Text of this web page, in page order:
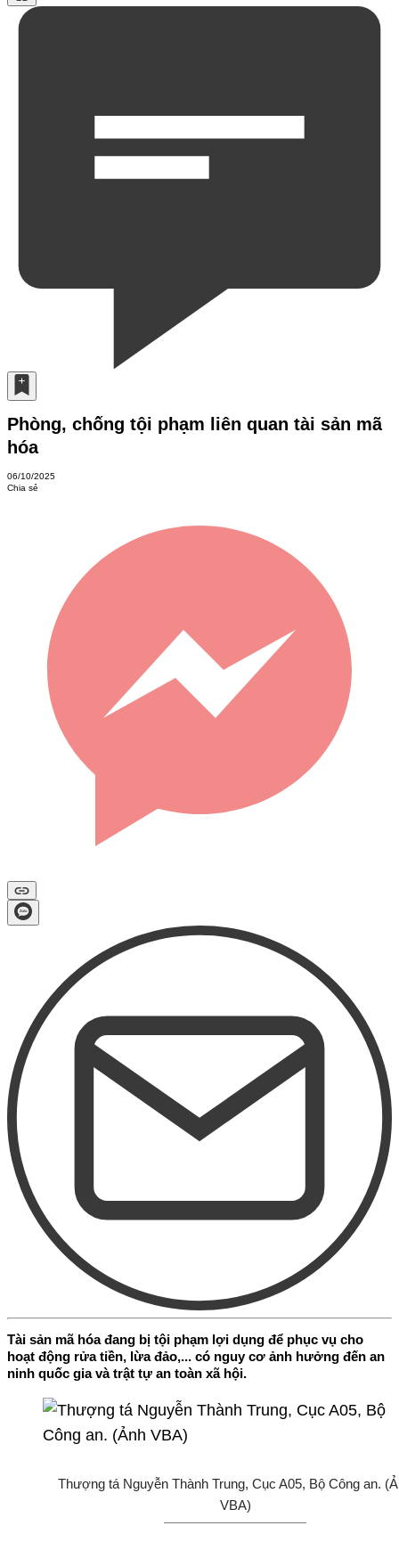
Phòng, chống tội phạm liên quan tài sản mã
hóa
06/10/2025
Chia sẻ
Tài sản mã hóa đang bị tội phạm lợi dụng để phục vụ cho
hoạt động rửa tiền, lừa đảo,... có nguy cơ ảnh hưởng đến an
ninh quốc gia và trật tự an toàn xã hội.
Thượng tá Nguyễn Thành Trung, Cục A05, Bộ Công an.
VBA)